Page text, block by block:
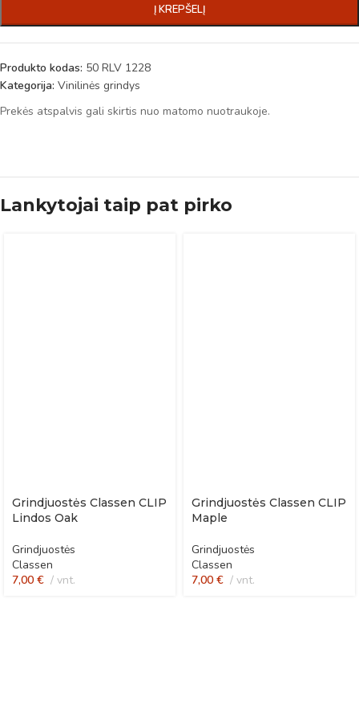
Į KREPŠELĮ
Produkto kodas: 50 RLV 1228
Kategorija: Vinilinės grindys
Prekės atspalvis gali skirtis nuo matomo nuotraukoje.
Lankytojai taip pat pirko
Grindjuostės Classen CLIP
Lindos Oak
Grindjuostės
Classen
7,00 € vnt.
Grindjuostės Classen CLIP
Maple
Grindjuostės
Classen
7,00 € vnt.